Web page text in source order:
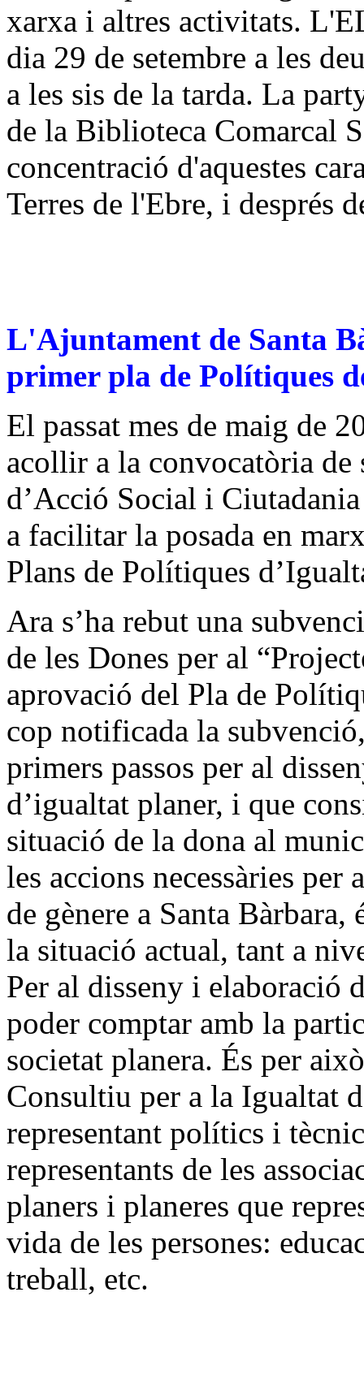
xarxa i altres activitats.
dia 29 de setembre a les
a les sis de la tarda. La
de la Biblioteca Comarcal
concentració d'aquestes
Terres de l'Ebre, i després
L'Ajuntament de Santa
primer pla de Polítiques
El passat mes de maig de
acollir a la convocatòria de
d’Acció Social i
a facilitar la posada en
Plans de Polítiques
Ara s’ha rebut una
de les Dones per al
aprovació del Pla de
cop notificada la
primers passos per al
d’igualtat planer, i que
situació de la dona al
les accions necessàries
de gènere a Santa
la situació actual, tant a
Per al disseny i elaboració
poder comptar amb la
societat planera. És per
Consultiu per a la Igualtat
representant polítics i
representants de les
planers i planeres que
vida de les persones:
treball, etc.